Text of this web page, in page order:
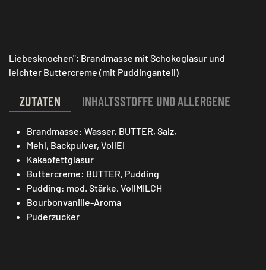
Liebesknochen"; Brandmasse mit Schokoglasur und
leichter Buttercreme (mit Puddinganteil)
ZUTATEN INHALTSSTOFFE UND ALLERGENE
Brandmasse: Wasser, BUTTER, Salz,
Mehl, Backpulver, VollEI
Kakaofettglasur
Buttercreme: BUTTER, Pudding
Pudding: mod. Stärke, VollMILCH
Bourbonvanille-Aroma
Puderzucker